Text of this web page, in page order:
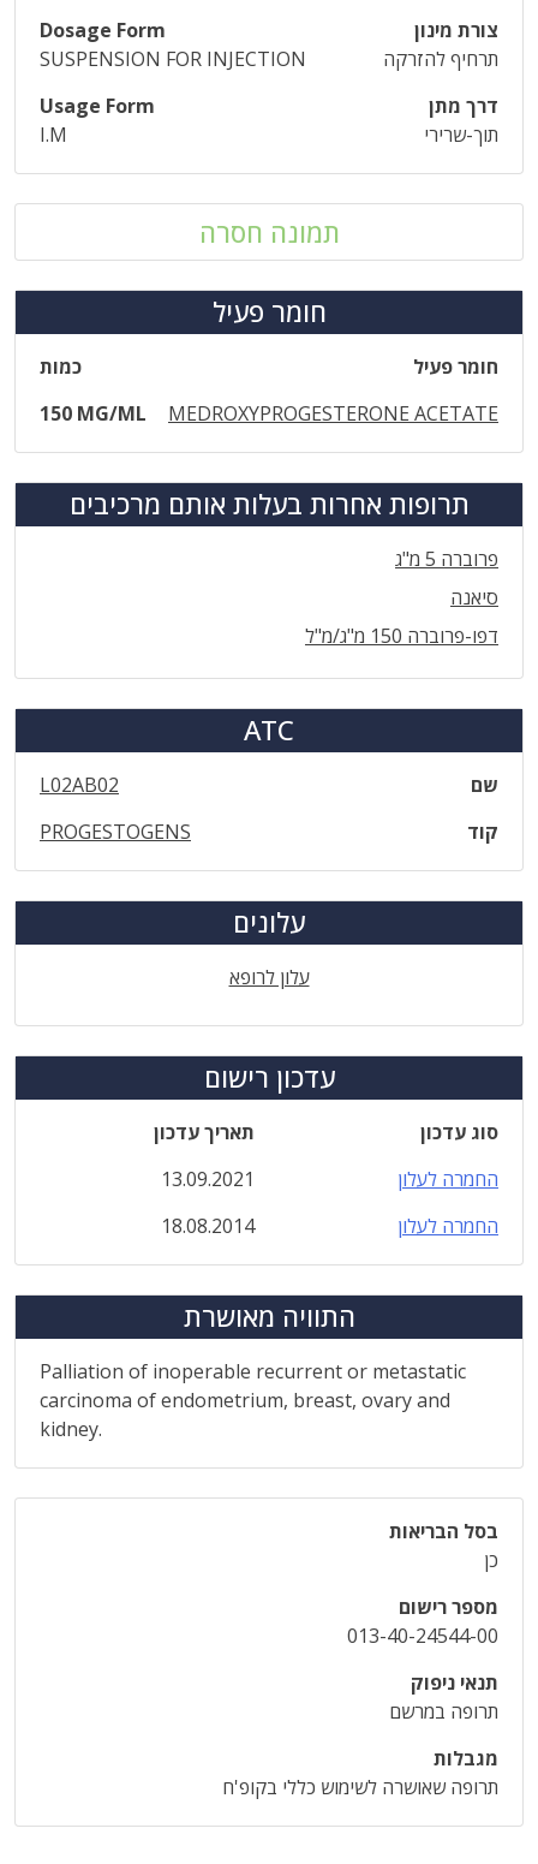
צורת מינון
Dosage Form
תרחיף להזרקה
SUSPENSION FOR INJECTION
דרך מתן
Usage Form
תוך-שרירי
I.M
תמונה חסרה
חומר פעיל
חומר פעיל
כמות
MEDROXYPROGESTERONE ACETATE
150 MG/ML
תרופות אחרות בעלות אותם מרכיבים
פרוברה 5 מ"ג
סיאנה
דפו-פרוברה 150 מ"ג/מ"ל
ATC
שם
L02AB02
קוד
PROGESTOGENS
עלונים
עלון לרופא
עדכון רישום
סוג עדכון
תאריך עדכון
החמרה לעלון
13.09.2021
החמרה לעלון
18.08.2014
התוויה מאושרת
Palliation of inoperable recurrent or metastatic
carcinoma of endometrium, breast, ovary and
kidney.
בסל הבריאות
כן
מספר רישום
013-40-24544-00
תנאי ניפוק
תרופה במרשם
מגבלות
תרופה שאושרה לשימוש כללי בקופ'ח